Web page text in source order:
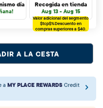
día Recogida en tienda
Aug 13 - Aug 15
Valor adicional del segmento
$tcp$%Descuento en
compras superiores a $40.
A LA CESTA
a MY PLACE REWARDS Credit